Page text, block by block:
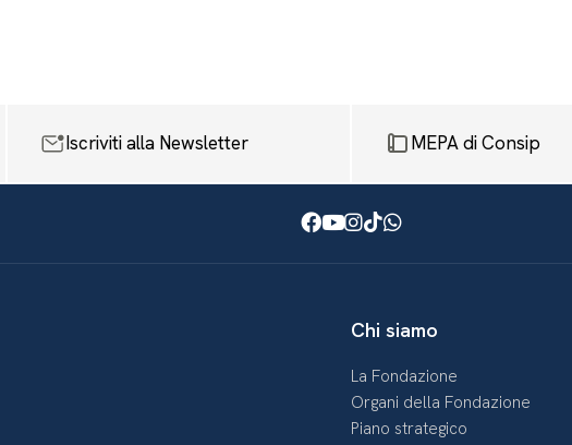
Iscriviti alla Newsletter MEPA di Consip
Facebook
Youtube
Instagram
TikTok
WhatsApp
Chi siamo
La Fondazione
Organi della Fondazione
Piano strategico